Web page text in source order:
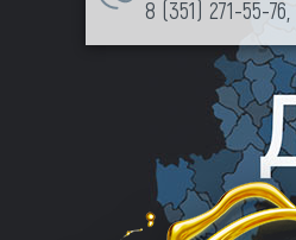
8 (351) 271-55-76